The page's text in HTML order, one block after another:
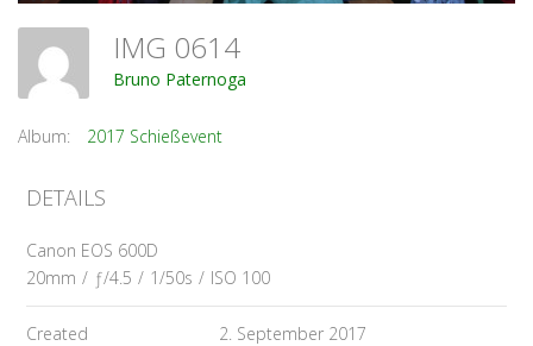
IMG 0614
Bruno Paternoga
Album: 2017 Schießevent
DETAILS
Canon EOS 600D
20mm / ƒ/4.5 / 1/50s / ISO 100
Created
2. September 2017